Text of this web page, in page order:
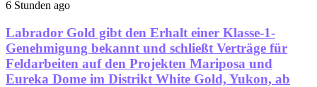
6 Stunden ago
Labrador Gold gibt den Erhalt einer Klasse-1-
Genehmigung bekannt und schließt Verträge für
Feldarbeiten auf den Projekten Mariposa und
Eureka Dome im Distrikt White Gold, Yukon, ab